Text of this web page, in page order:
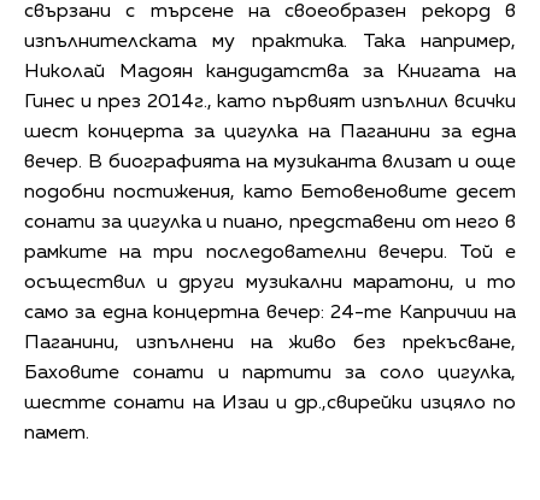
свързани с търсене на своеобразен рекорд в
изпълнителската му практика. Така например,
Николай Мадоян кандидатства за Книгата на
Гинес и през 2014г., като първият изпълнил всички
шест концерта за цигулка на Паганини за една
вечер. В биографията на музиканта влизат и още
подобни постижения, като Бетовеновите десет
сонати за цигулка и пиано, представени от него в
рамките на три последователни вечери. Той е
осъществил и други музикални маратони, и то
само за една концертна вечер: 24-те Капричии на
Паганини, изпълнени на живо без прекъсване,
Баховите сонати и партити за соло цигулка,
шестте сонати на Изаи и др.,свирейки изцяло по
памет.